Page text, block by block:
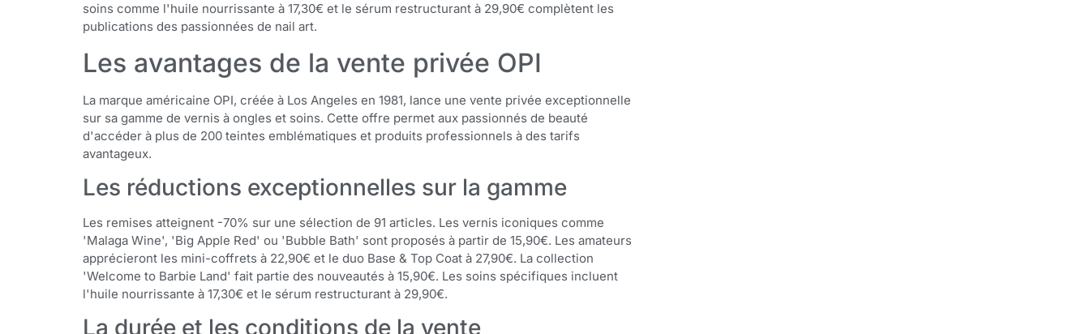
soins comme l'huile nourrissante à 17,30€ et le sérum restructurant à 29,90€ complètent les
publications des passionnées de nail art.
Les avantages de la vente privée OPI
La marque américaine OPI, créée à Los Angeles en 1981, lance une vente privée exceptionnelle
sur sa gamme de vernis à ongles et soins. Cette offre permet aux passionnés de beauté
d'accéder à plus de 200 teintes emblématiques et produits professionnels à des tarifs
avantageux.
Les réductions exceptionnelles sur la gamme
Les remises atteignent -70% sur une sélection de 91 articles. Les vernis iconiques comme
'Malaga Wine', 'Big Apple Red' ou 'Bubble Bath' sont proposés à partir de 15,90€. Les amateurs
apprécieront les mini-coffrets à 22,90€ et le duo Base & Top Coat à 27,90€. La collection
'Welcome to Barbie Land' fait partie des nouveautés à 15,90€. Les soins spécifiques incluent
l'huile nourrissante à 17,30€ et le sérum restructurant à 29,90€.
La durée et les conditions de la vente